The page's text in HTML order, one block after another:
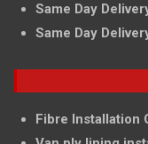
Same Day
Same Day
Fibre Installation